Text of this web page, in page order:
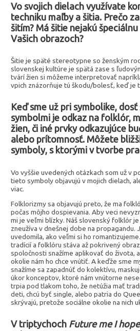
Vo svojich dielach využívate
techniku maľby a šitia. Prečo
šitím? Má šitie nejakú
Vašich obrazoch?
Šitie je späté stereotypne so ženským
slovenskej kultúre je spätá zase s
tvárí žien si môžeme interpretovať
vpich znázorňuje tú škodu/bolesť, keď je
Keď sme už pri symbolike,
symbolmi je odkaz na folklór,
žien, či iné prvky odkazujúce
alebo prítomnosť. Môžete
symboly, s ktorými v tvorbe
Vo vyššie uvedených otázkach som už v
tieto symboly objavujú v mojich dielach,
viac.
Folklorizmy sa objavujú preto, že ma
počas môjho dospievania. Aby veci
mi je veľmi blízky. Náš slovenský folklór
zneužíva v dnešnej dobe na propagandu.
uvedomila, ako veľmi si ho
tradícií a folklóru stáva až pokrivený
spoločnosti snažíme aplikovať do života,
okolie nám ho chce vnútiť. A keďže sme
snažíme sa zapadnúť do kolektívu,
úkor konceptov, ktoré nám vnútorne
trpia pod tlakom toho, že netúžia mať
deti, chcú byť single, alebo patria do
skrývajú, pretože sociálne okolie na nich
V triptychoch Future me I